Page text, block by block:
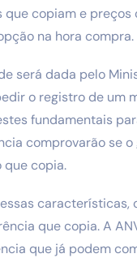
que copiam e
na hora compra.
será dada pelo
o registro de um
fundamentais
comprovarão se
que copia.
que copia. A
que já podem